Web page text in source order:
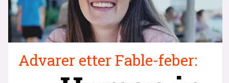
Advarer etter Fable-feber: